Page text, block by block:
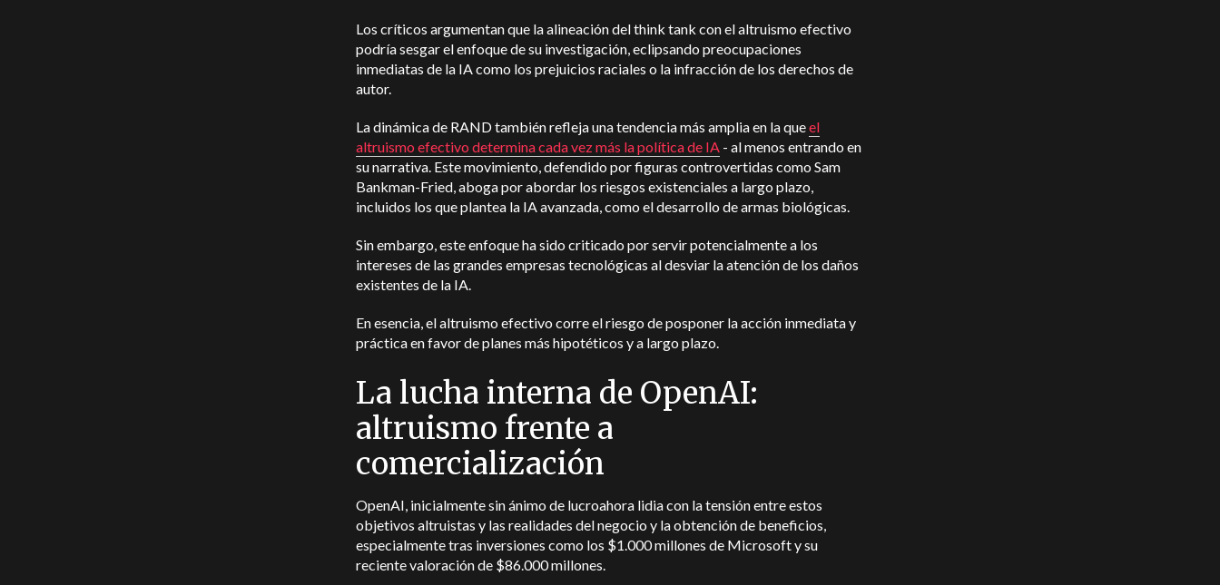
Los críticos argumentan que la alineación del think tank con el altruismo efectivo
podría sesgar el enfoque de su investigación, eclipsando preocupaciones
inmediatas de la IA como los prejuicios raciales o la infracción de los derechos de
autor.
La dinámica de RAND también refleja una tendencia más amplia en la queel
altruismo efectivo determina cada vez más la política de IA - al menos entrando en
su narrativa. Este movimiento, defendido por figuras controvertidas como Sam
Bankman-Fried, aboga por abordar los riesgos existenciales a largo plazo,
incluidos los que plantea la IA avanzada, como el desarrollo de armas biológicas.
Sin embargo, este enfoque ha sido criticado por servir potencialmente a los
intereses de las grandes empresas tecnológicas al desviar la atención de los daños
existentes de la IA.
En esencia, el altruismo efectivo corre el riesgo de posponer la acción inmediata y
práctica en favor de planes más hipotéticos y a largo plazo.
La lucha interna de OpenAI:
altruismo frente a
comercialización
OpenAI, inicialmente sin ánimo de lucroahora lidia con la tensión entre estos
objetivos altruistas y las realidades del negocio y la obtención de beneficios,
especialmente tras inversiones como los $1.000 millones de Microsoft y su
reciente valoración de $86.000 millones.